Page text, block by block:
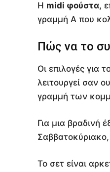
Η midi φούστα,
γραμμή Α που
Πώς να το
Οι επιλογές για
λειτουργεί σαν
γραμμή των
Για μια βραδινή
Το σετ είναι